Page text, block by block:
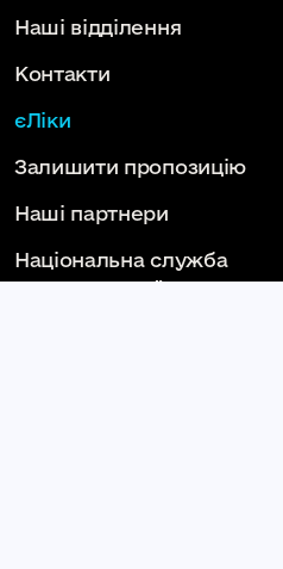
Наші відділення
Контакти
єЛіки
Залишити пропозицію
Наші партнери
Національна служба
здоров'я України